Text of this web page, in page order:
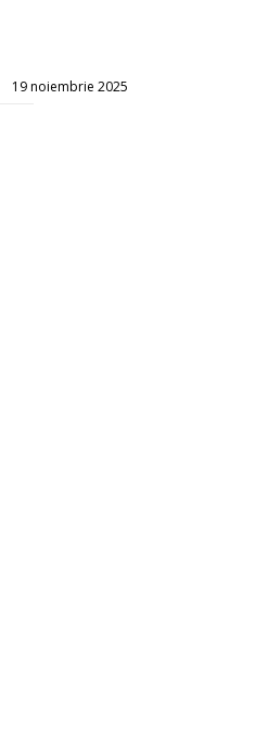
19 noiembrie 2025